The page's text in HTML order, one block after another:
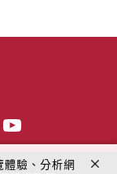
驗、分析網